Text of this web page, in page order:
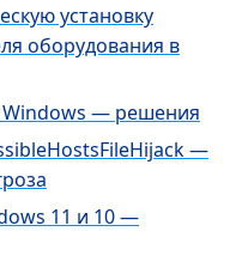
установку
оборудования в
Windows — решения
—
11 и 10 —